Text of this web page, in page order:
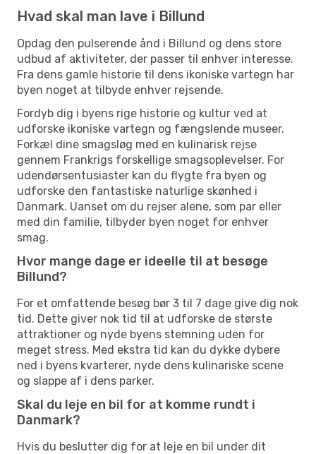
Hvad skal man lave i Billund
Opdag den pulserende ånd i Billund og dens store
udbud af aktiviteter, der passer til enhver interesse.
Fra dens gamle historie til dens ikoniske vartegn har
byen noget at tilbyde enhver rejsende.
Fordyb dig i byens rige historie og kultur ved at
udforske ikoniske vartegn og fængslende museer.
Forkæl dine smagsløg med en kulinarisk rejse
gennem Frankrigs forskellige smagsoplevelser. For
udendørsentusiaster kan du flygte fra byen og
udforske den fantastiske naturlige skønhed i
Danmark. Uanset om du rejser alene, som par eller
med din familie, tilbyder byen noget for enhver
smag.
Hvor mange dage er ideelle til at besøge
Billund?
For et omfattende besøg bør 3 til 7 dage give dig nok
tid. Dette giver nok tid til at udforske de største
attraktioner og nyde byens stemning uden for
meget stress. Med ekstra tid kan du dykke dybere
ned i byens kvarterer, nyde dens kulinariske scene
og slappe af i dens parker.
Skal du leje en bil for at komme rundt i
Danmark?
Hvis du beslutter dig for at leje en bil under dit